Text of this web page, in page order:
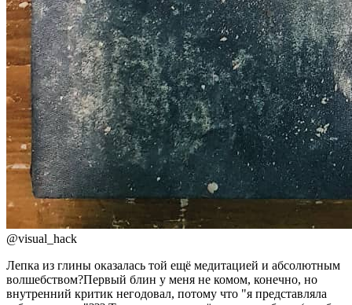
@visual_hack
Лепка из глины оказалась той ещё медитацией и абсолютным
волшебством?Первый блин у меня не комом, конечно, но
внутренний критик негодовал, потому что "я представляла